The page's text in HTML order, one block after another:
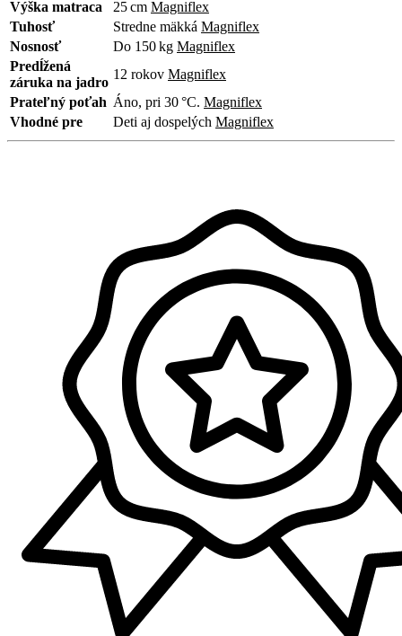
Výška matraca
25 cm Magniflex
Tuhosť
Stredne mäkká Magniflex
Nosnosť
Do 150 kg Magniflex
Predĺžená
záruka na jadro
12 rokov Magniflex
Prateľný poťah Áno, pri 30 °C. Magniflex
Vhodné pre
Deti aj dospelých Magniflex